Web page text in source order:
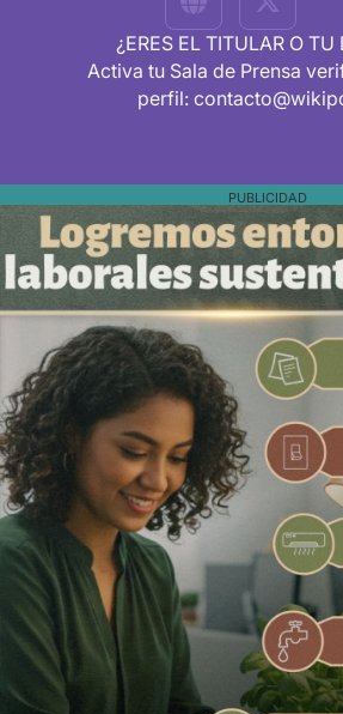
¿ERES EL TITULAR O TU
Activa tu Sala de Prensa
perfil:
PUBLICIDAD